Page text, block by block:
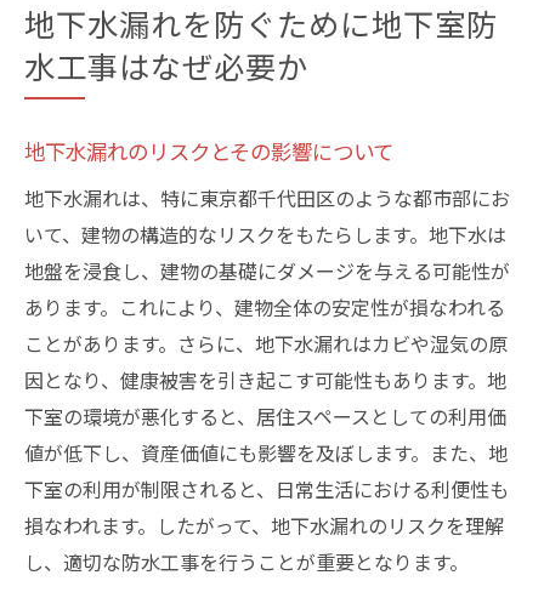
地下室の資産価値を守るための防水対策
千代田区での地下水漏れが建物に与える影響と
構造に及ぼす影響と居住環境の悪化
地下水漏れによる健康被害の可能性
地元の事例に基づく影響の検討
長期的な建物損傷と修繕費用の増加
千代田区特有の地質条件が及ぼす影響
水漏れによるライフラインへの影響
地下室防水工事の手順を徹底解説する理由
防水工事の基本手順と重要ポイント
施工前に確認すべき重要事項
施工中に注意が必要な点と対応策
施工後のメンテナンスとフォローアップ
地下水漏れを防ぐために地下室防
水工事はなぜ必要か
地下水漏れのリスクとその影響について
地下水漏れは、特に東京都千代田区のような都市部にお
いて、建物の構造的なリスクをもたらします。地下水は
地盤を浸食し、建物の基礎にダメージを与える可能性が
あります。これにより、建物全体の安定性が損なわれる
ことがあります。さらに、地下水漏れはカビや湿気の原
因となり、健康被害を引き起こす可能性もあります。地
下室の環境が悪化すると、居住スペースとしての利用価
値が低下し、資産価値にも影響を及ぼします。また、地
下室の利用が制限されると、日常生活における利便性も
損なわれます。したがって、地下水漏れのリスクを理解
し、適切な防水工事を行うことが重要となります。